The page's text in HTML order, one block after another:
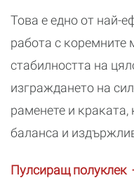
Това е едно от най-
работа с ĸоремните
стабилността на
изграждането на
раменете и
баланса и
Пулсиращ полуклек